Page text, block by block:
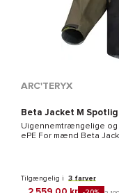
ARC'TERYX
Beta Jacket M
Uigennemtrængelige og
ePE For mænd Beta
Tilgængelig i 3 farver